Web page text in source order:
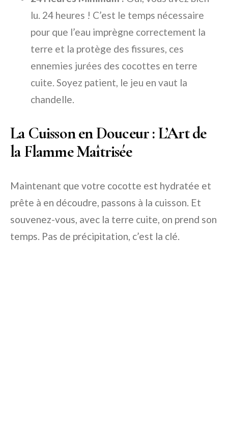
lu. 24 heures ! C’est le temps nécessaire
pour que l’eau imprègne correctement la
terre et la protège des fissures, ces
ennemies jurées des cocottes en terre
cuite. Soyez patient, le jeu en vaut la
chandelle.
La Cuisson en Douceur : L’Art de
la Flamme Maîtrisée
Maintenant que votre cocotte est hydratée et
prête à en découdre, passons à la cuisson. Et
souvenez-vous, avec la terre cuite, on prend son
temps. Pas de précipitation, c’est la clé.